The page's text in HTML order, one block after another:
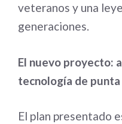
veteranos y una
generaciones.
El nuevo proyecto:
tecnología de punta
El plan presentado